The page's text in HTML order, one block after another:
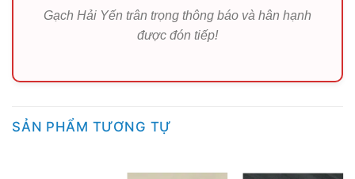
Gạch Hải Yến trân trọng thông báo và hân hạnh
được đón tiếp!
SẢN PHẨM TƯƠNG TỰ